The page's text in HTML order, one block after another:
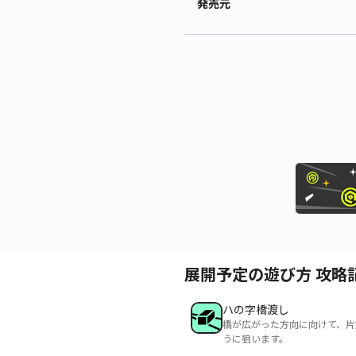
発売元
展開予定の遊び方 攻略
ハの字橋渡し
橋が広がった方向に向けて、
うに狙います。